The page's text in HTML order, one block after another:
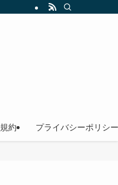
約 プライバシーポリシー